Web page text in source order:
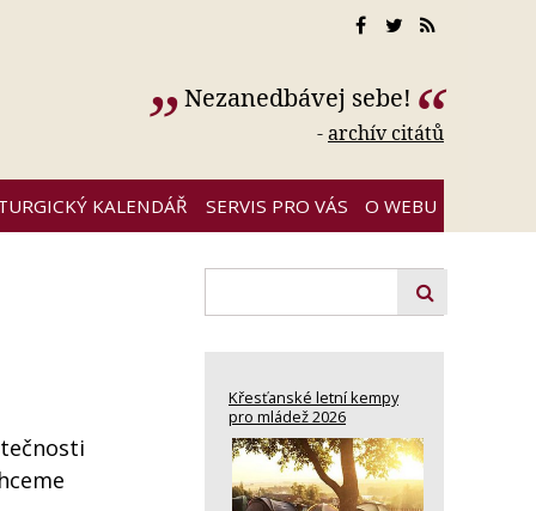
Nezanedbávej sebe!
-archív citátů
KALENDÁŘ SERVIS PRO VÁS O WEBU
Křesťanské letní kempy
pro mládež 2026